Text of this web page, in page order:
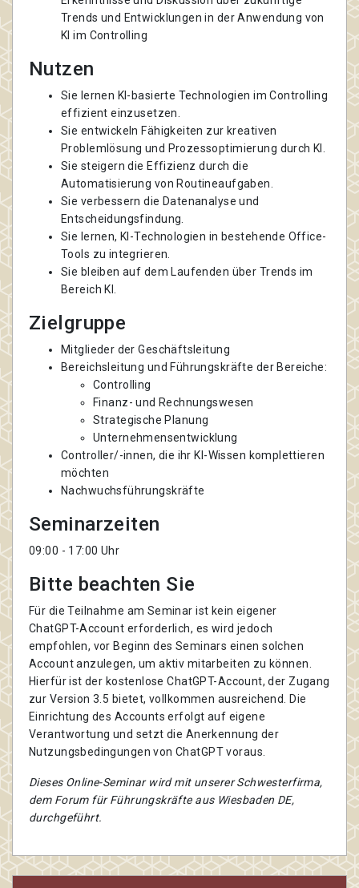
Trends und Entwicklungen in der Anwendung von
KI im Controlling
Nutzen
Sie lernen KI-basierte Technologien im Controlling
effizient einzusetzen.
Sie entwickeln Fähigkeiten zur kreativen
Problemlösung und Prozessoptimierung durch KI.
Sie steigern die Effizienz durch die
Automatisierung von Routineaufgaben.
Sie verbessern die Datenanalyse und
Entscheidungsfindung.
Sie lernen, KI-Technologien in bestehende Office-
Tools zu integrieren.
Sie bleiben auf dem Laufenden über Trends im
Bereich KI.
Zielgruppe
Mitglieder der Geschäftsleitung
Bereichsleitung und Führungskräfte der Bereiche:
Controlling
Finanz- und Rechnungswesen
Strategische Planung
Unternehmensentwicklung
Controller/-innen, die ihr KI-Wissen komplettieren
möchten
Nachwuchsführungskräfte
Seminarzeiten
09:00 - 17:00 Uhr
Bitte beachten Sie
Für die Teilnahme am Seminar ist kein eigener
ChatGPT-Account erforderlich, es wird jedoch
empfohlen, vor Beginn des Seminars einen solchen
Account anzulegen, um aktiv mitarbeiten zu können.
Hierfür ist der kostenlose ChatGPT-Account, der Zugang
zur Version 3.5 bietet, vollkommen ausreichend. Die
Einrichtung des Accounts erfolgt auf eigene
Verantwortung und setzt die Anerkennung der
Nutzungsbedingungen von ChatGPT voraus.
Dieses Online-Seminar wird mit unserer Schwesterfirma,
dem Forum für Führungskräfte aus Wiesbaden DE,
durchgeführt.